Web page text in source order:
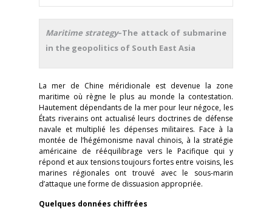
Maritime strategy–The attack of submarine
in the geopolitics of South East Asia
La mer de Chine méridionale est devenue la zone
maritime où règne le plus au monde la contestation.
Hautement dépendants de la mer pour leur négoce, les
États riverains ont actualisé leurs doctrines de défense
navale et multiplié les dépenses militaires. Face à la
montée de l’hégémonisme naval chinois, à la stratégie
américaine de rééquilibrage vers le Pacifique qui y
répond et aux tensions toujours fortes entre voisins, les
marines régionales ont trouvé avec le sous-marin
d’attaque une forme de dissuasion appropriée.
Quelques données chiffrées